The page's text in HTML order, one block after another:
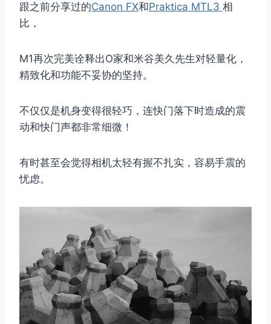
跟之前分享过的Canon FX和Praktica MTL3 相
比，
M1再次完美诠释出O家和米谷美久先生对轻量化，
精致化和功能不妥协的坚持。
不仅仅是机身变得很轻巧，连快门落下时造成的震
动和快门声都非常细微！
有时甚至会觉得相机太轻有握不扎实，容易手震的
忧虑。